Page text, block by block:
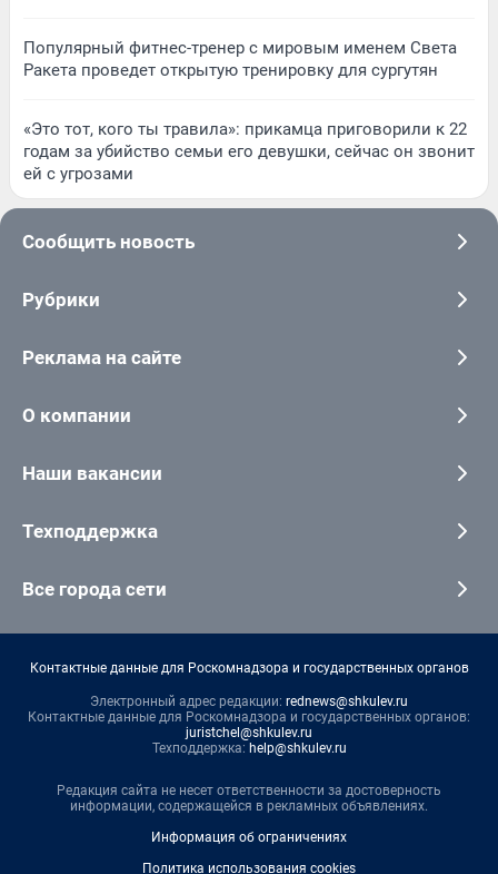
Популярный фитнес-тренер с мировым именем Света
Ракета проведет открытую тренировку для сургутян
«Это тот, кого ты травила»: прикамца приговорили к 22
годам за убийство семьи его девушки, сейчас он звонит
ей с угрозами
Сообщить новость
Рубрики
Реклама на сайте
О компании
Наши вакансии
Техподдержка
Все города сети
Контактные данные для Роскомнадзора и государственных органов
Электронный адрес редакции: rednews@shkulev.ru
Контактные данные для Роскомнадзора и государственных органов:
juristchel@shkulev.ru
Техподдержка: help@shkulev.ru
Редакция сайта не несет ответственности за достоверность
информации, содержащейся в рекламных объявлениях.
Информация об ограничениях
Политика использования cookies